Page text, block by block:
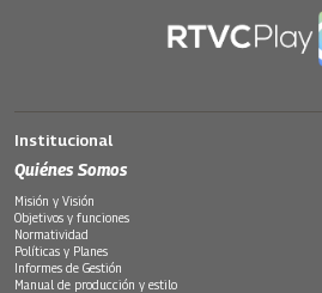
Institucional
Quiénes Somos
Misión y Visión
Objetivos y funciones
Normatividad
Políticas y Planes
Informes de Gestión
Manual de producción y estilo